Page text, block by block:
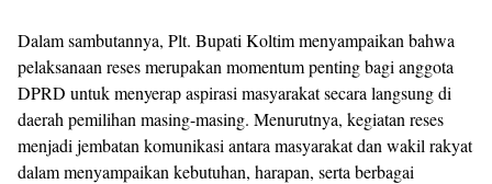
Dalam sambutannya, Plt. Bupati Koltim menyampaikan bahwa
pelaksanaan reses merupakan momentum penting bagi anggota
DPRD untuk menyerap aspirasi masyarakat secara langsung di
daerah pemilihan masing-masing. Menurutnya, kegiatan reses
menjadi jembatan komunikasi antara masyarakat dan wakil rakyat
dalam menyampaikan kebutuhan, harapan, serta berbagai